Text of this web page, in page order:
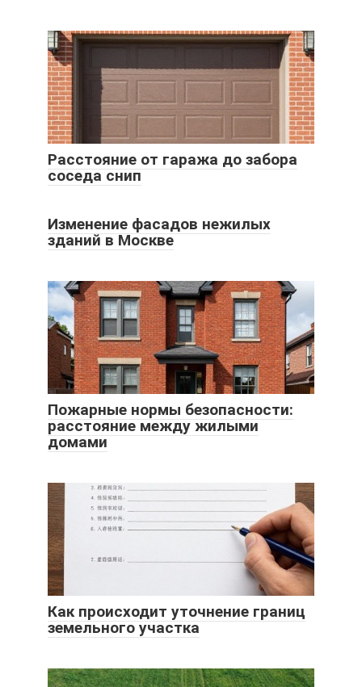
Расстояние от гаража до забора
соседа снип
Изменение фасадов нежилых
зданий в Москве
Пожарные нормы безопасности:
расстояние между жилыми
домами
Как происходит уточнение границ
земельного участка